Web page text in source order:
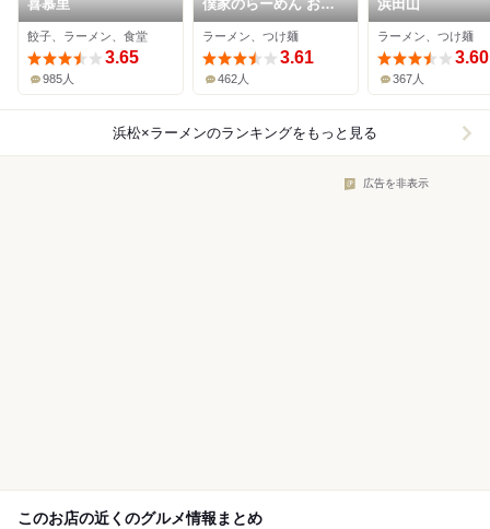
喜慕里
餃子、ラーメン、食堂
3.65
985人
僕家のらーめん おえ
かき
ラーメン、つけ麺
3.61
462人
浜田山
ラーメン、つけ麺
3.60
367人
浜松×ラーメンのランキングをもっと見る
広告を非表示
このお店の近くのグルメ情報まとめ